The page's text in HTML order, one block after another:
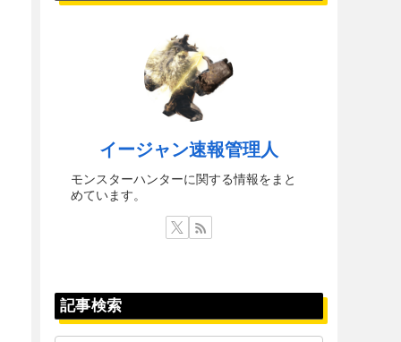
イージャン速報管理人
モンスターハンターに関する情報をまと
めています。
記事検索